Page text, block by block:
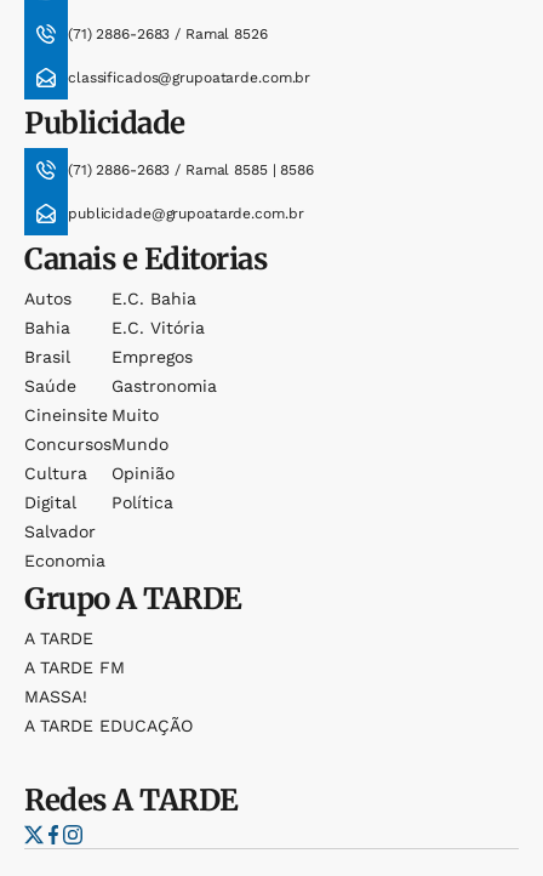
(71) 2886-2683 / Ramal 8526
classificados@grupoatarde.com.br
Publicidade
(71) 2886-2683 / Ramal 8585 | 8586
publicidade@grupoatarde.com.br
Canais e Editorias
Autos
Bahia
Brasil
Saúde
Cineinsite
Concursos
Cultura
Digital
Salvador
Economia
E.c. Bahia
E.c. Vitória
Empregos
Gastronomia
Muito
Mundo
Opinião
Política
GrupoA TARDE
A TARDE
A TARDE FM
MASSA!
A TARDE EDUCAÇÃO
RedesA TARDE